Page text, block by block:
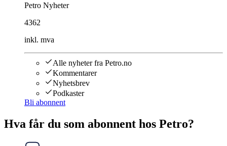
Petro Nyheter
4362
inkl. mva
Alle nyheter fra Petro.no
Kommentarer
Nyhetsbrev
Podkaster
Bli abonnent
Hva får du som abonnent hos Petro?